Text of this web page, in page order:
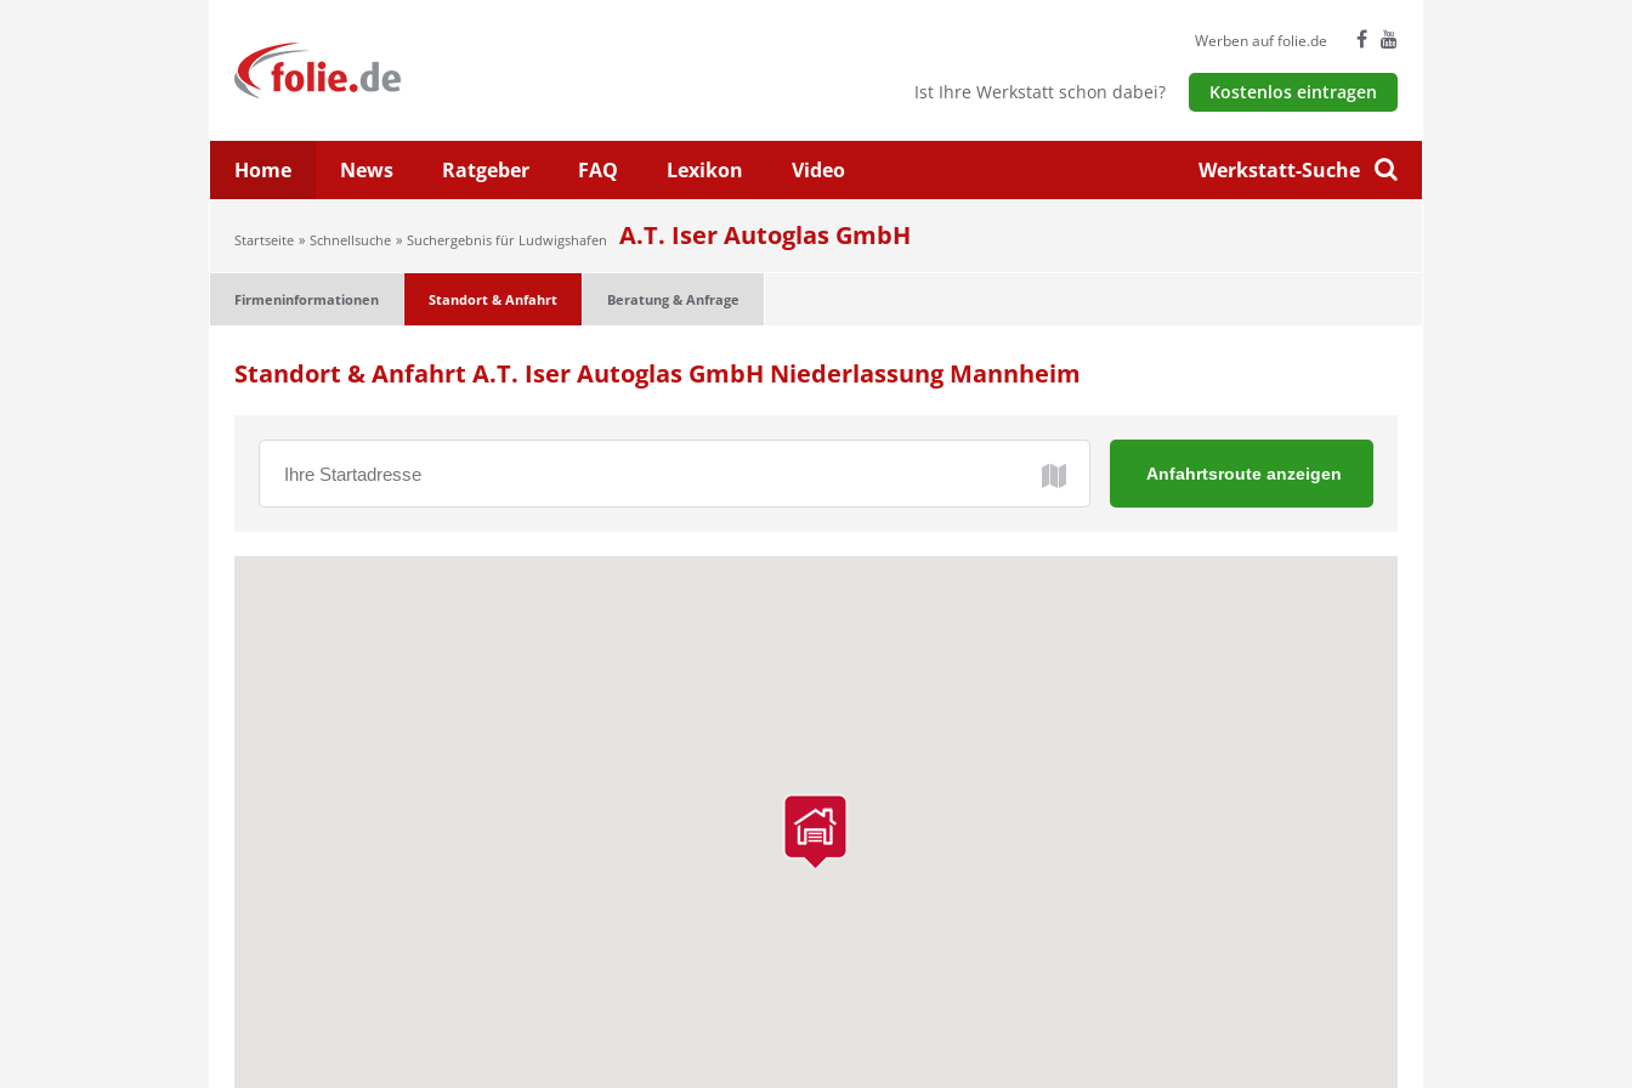
Werkstatt-Suche
Werben auf folie.de
Ist Ihre Werkstatt schon dabei? Kostenlos eintragen
Home News Ratgeber FAQ Lexikon Video
Startseite Schnellsuche Suchergebnis für Ludwigshafen A.T. Iser Autoglas GmbH
Firmeninformationen Standort & Anfahrt Beratung & Anfrage
Standort & Anfahrt A.T. Iser Autoglas GmbH Niederlassung Mannheim